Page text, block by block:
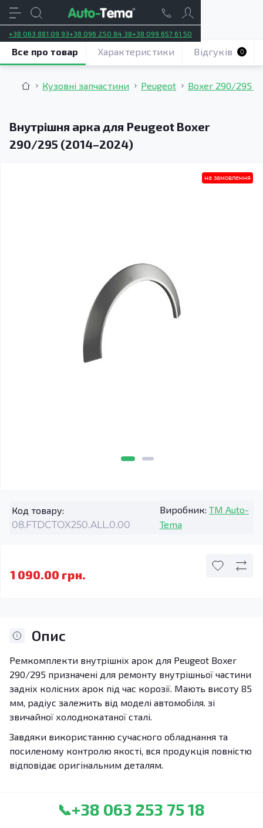
+38 063 881 09 93+38 096 250 84 38+38 099 657 61 50
Кузовні запчастини Peugeot Boxer 290/295
Внутрішня арка для Peugeot Boxer
290/295 (2014–2024)
Все про товар Характеристики Відгуків 0
на замовлення
Код товару:
08.FTDCTOX250.ALL.0.00
Виробник: TM Auto-
Tema
1 090.00 грн.
Опис
Ремкомплекти внутрішніх арок для Peugeot Boxer
290/295 призначені для ремонту внутрішньої частини
задніх колісних арок під час корозії. Мають висоту 85
мм, радіус залежить від моделі автомобіля. зі
звичайної холоднокатаної сталі.
Завдяки використанню сучасного обладнання та
посиленому контролю якості, вся продукція повністю
відповідає оригінальним деталям.
📞+38 063 253 75 18